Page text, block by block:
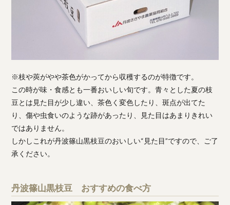
※枝や莢がやや茶色がかってから収穫するのが特徴です。
この時が味・食感とも一番おいしい旬です。青々とした夏の枝
豆とは見た目が少し違い、茶色く変色したり、斑点が出てた
り、傷や虫食いのような跡があったり、見た目はあまりきれい
ではありません。
しかしこれが丹波篠山黒枝豆のおいしい“見た目”ですので、ご了
承ください。
丹波篠山黒枝豆 おすすめの食べ方